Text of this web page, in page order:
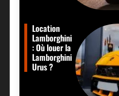
Location
Lamborghini
: Où louer la
Lamborghini
Urus ?